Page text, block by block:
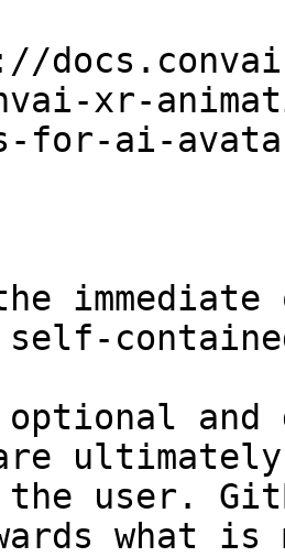
xr-
for-ai-
and
the user.
what